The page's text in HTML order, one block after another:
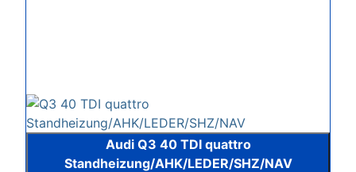
Audi Q3 40 TDI quattro
Standheizung/AHK/LEDER/SHZ/NAV